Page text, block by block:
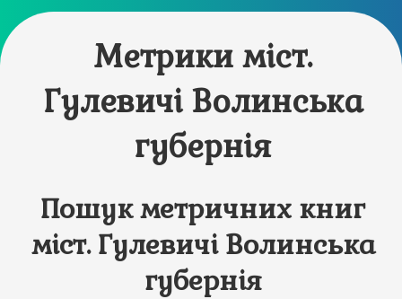
Метрики міст.
Гулевичі Волинська
губернія
Пошук метричних книг
міст. Гулевичі Волинська
губернія